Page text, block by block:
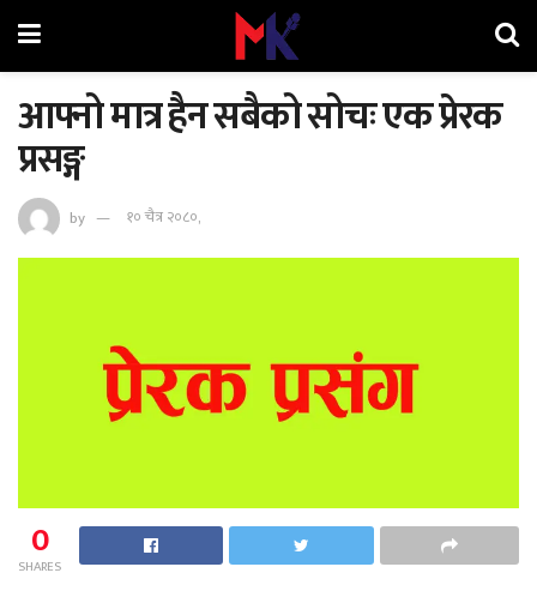
आफ्नो मात्र हैन सबैको सोचः एक प्रेरक
प्रसङ्ग
by १० चैत्र २०८०,
0
SHARES